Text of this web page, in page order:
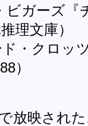
ビガーズ『
理文庫）
・クロッ
）
放映され